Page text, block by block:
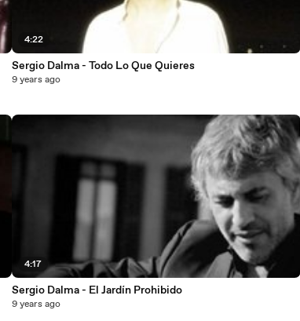
4:22
Sergio Dalma - Todo Lo Que Quieres
9 years ago
4:17
Sergio Dalma - El Jardín Prohibido
9 years ago